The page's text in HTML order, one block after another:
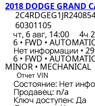
2018 DODGE GRAND
60301105
чт, 6 авг, 14:00
4ч
6 • FWD •
Нет информации •
6 • FWD •
MINOR • MECHANICAL
Отчет VIN
Состояние: Нет
Продавец: n/a
Ключ доступен: Да